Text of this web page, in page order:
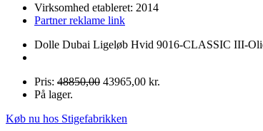
Virksomhed etableret: 2014
Partner reklame link
Dolle Dubai Ligeløb Hvid 9016-CLASSIC III-
Pris: 48850,00 43965,00 kr.
På lager.
Køb nu hos Stigefabrikken